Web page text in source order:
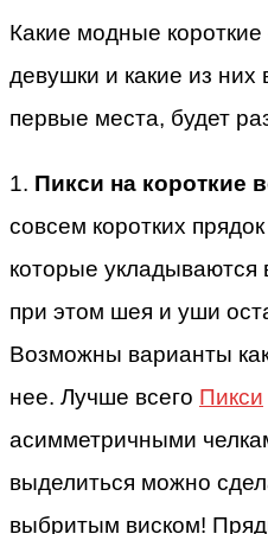
Какие модные
девушки и какие из
первые места, будет
1. Пикси на короткие
совсем коротких
которые укладываются
при этом шея и уши
Возможны варианты
нее. Лучше всего Пикси
асимметричными
выделиться можно
выбритым виском!